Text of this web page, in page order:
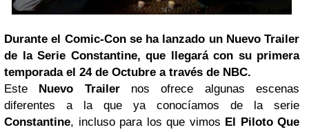
Durante el Comic-Con se ha lanzado un Nuevo Trailer
de la Serie Constantine, que llegará con su primera
temporada el 24 de Octubre a través de NBC.
Este Nuevo Trailernos ofrece algunas escenas
diferentes a la que ya conocíamos de la serie
Constantine, incluso para los que vimos El Piloto Que